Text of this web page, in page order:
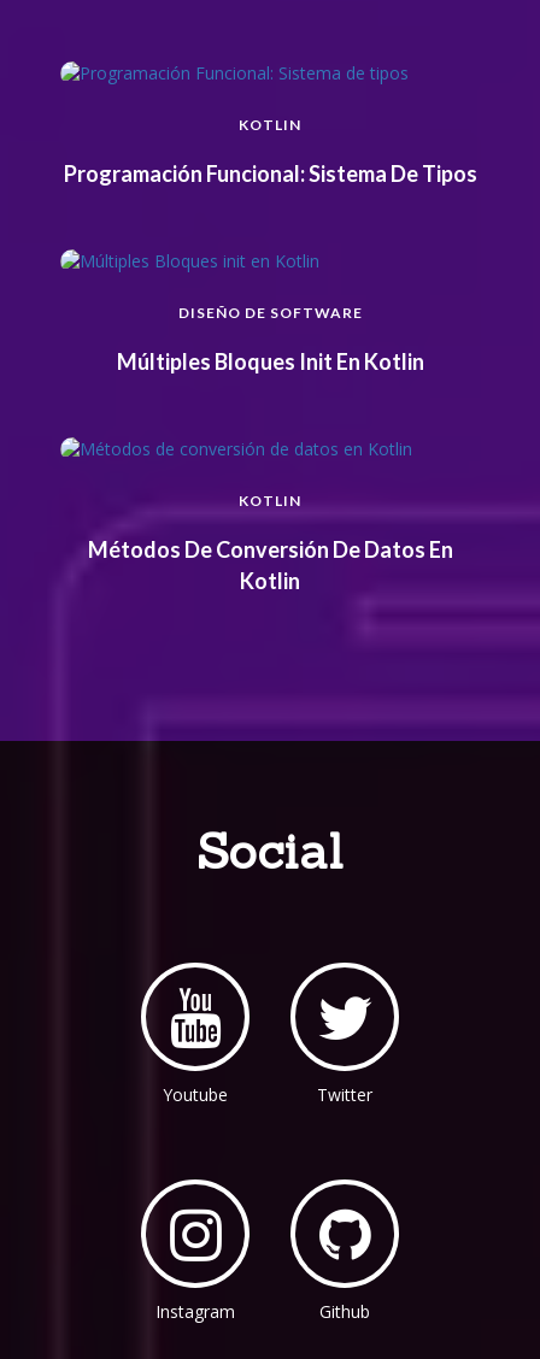
KOTLIN
Programación Funcional: Sistema De Tipos
DISEÑO DE SOFTWARE
Múltiples Bloques Init En Kotlin
KOTLIN
Métodos De Conversión De Datos En
Kotlin
Social
Youtube Twitter
Instagram Github